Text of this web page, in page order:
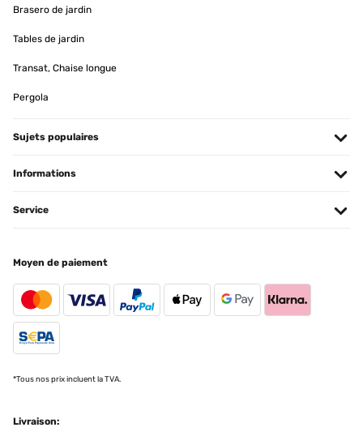
man ALLE innen liegenden Bohrungen aufweitet. Denn nur so
verbesserungsfähig! Der Aufbau an sich ist dank gut beschrifteter
Amazon-Benutzer
AVIS VÉRIFIÉ
13/05/2024
Die Erwartungen übertroffen Wir sind total begeistert. Klar, es ist
auch das, was man draus macht,und trotzdem. Der Aufbau war
zügig erledigt, hier gilt: viele Hände, schnelles Ende, einer gibt den
anbringen etwas piddelig aber machbar. Alles in allem eine klare
Amazon-Benutzer
Brasero de jardin
Tables de jardin
Transat, Chaise longue
Pergola
Sujets populaires
Informations
Service
Moyen de paiement
*Tous nos prix incluent la TVA.
Livraison: